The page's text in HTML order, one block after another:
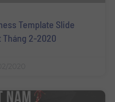
Template Slide
2-2020